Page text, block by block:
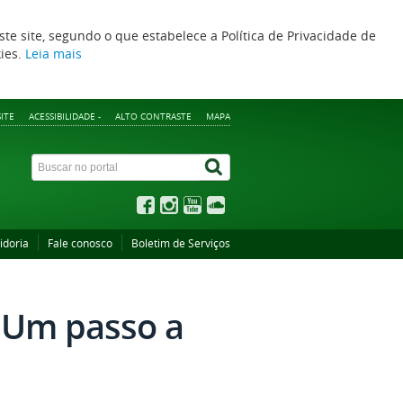
site, segundo o que estabelece a Política de Privacidade de
Leia mais
ACESSIBILIDADE - ALTO CONTRASTE MAPA
Fale conosco Boletim de Serviços
passo a